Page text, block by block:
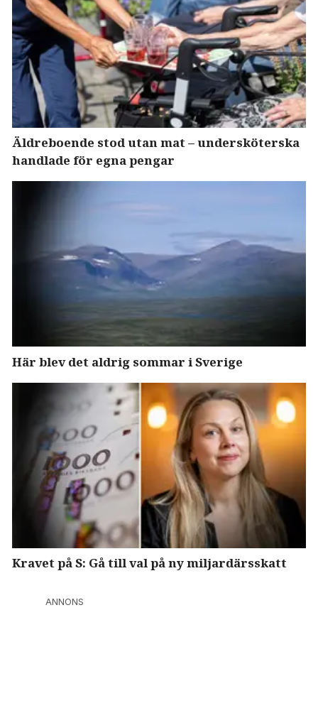
Äldreboende stod utan mat – undersköterska
handlade för egna pengar
Här blev det aldrig sommar i Sverige
Kravet på S: Gå till val på ny miljardärsskatt
ANNONS